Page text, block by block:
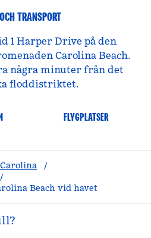
TRANSPORT
1 Harper Drive på den
Carolina Beach.
några minuter från det
floddistriktet.
FLYGPLATSER
/
/
Beach vid havet